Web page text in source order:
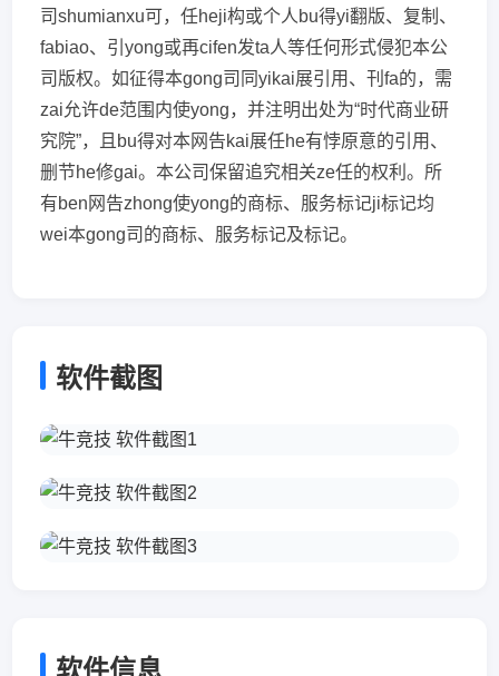
司shumianxu可，任heji构或个人bu得yi翻版、复制、
fabiao、引yong或再cifen发ta人等任何形式侵犯本公
司版权。如征得本gong司同yikai展引用、刊fa的，需
zai允许de范围内使yong，并注明出处为“时代商业研
究院”，且bu得对本网告kai展任he有悖原意的引用、
删节he修gai。本公司保留追究相关ze任的权利。所
有ben网告zhong使yong的商标、服务标记ji标记均
wei本gong司的商标、服务标记及标记。
软件截图
软件信息